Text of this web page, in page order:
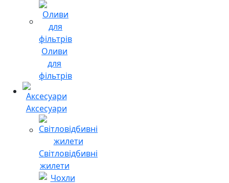
Оливи
для
фільтрів
Аксесуари
Світловідбивні
жилети